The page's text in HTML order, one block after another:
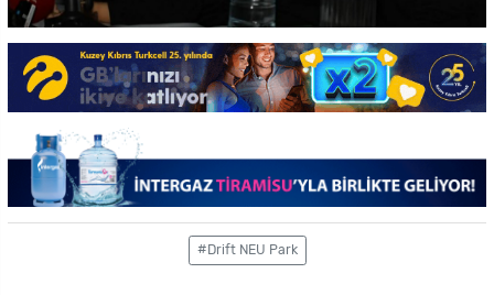
#Drift NEU Park